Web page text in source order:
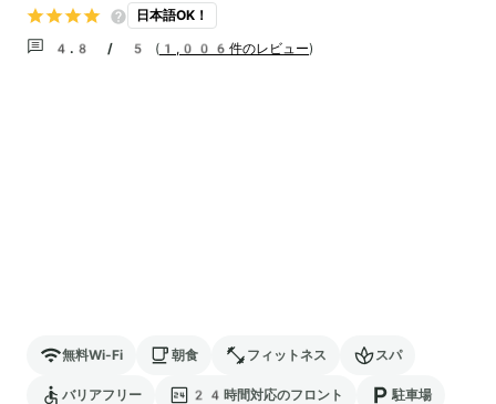
日本語OK！
4.8 / 5 ( 1,006件のレビュー)
無料Wi-Fi 朝食 フィットネス スパ
バリアフリー 24時間対応のフロント 駐車場